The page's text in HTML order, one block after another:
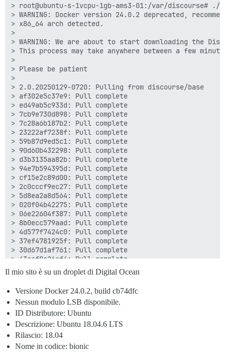
> root@ubuntu-s-1vcpu-1gb-ams3-01:/var/discourse#
> WARNING: Docker version 24.0.2 deprecated,
> x86_64 arch detected.
>
> WARNING: We are about to start downloading the
> This process may take anywhere between a few
>
> Please be patient
>
> 2.0.20250129-0720: Pulling from discourse/base
> af302e5c37e9: Pull complete
> ed49ab5c933d: Pull complete
> 7cb9e730d898: Pull complete
> 7c28a6b187b2: Pull complete
> 23222af7238f: Pull complete
> 59b87d9ed5c1: Pull complete
> 90d60b432298: Pull complete
> d3b3135aa82b: Pull complete
> 94e7b594395d: Pull complete
> cf15e2c89d00: Pull complete
> 2c0cccf9ec27: Pull complete
> 5d8ea2a8d564: Pull complete
> 020f04b42275: Pull complete
> 06e22604f387: Pull complete
> 8b0ecc579aad: Pull complete
> 4d577f7424c0: Pull complete
> 37ef4781925f: Pull complete
> 30d67d1af761: Pull complete
> 43eaf8c26af4: Pull complete
> 02f4cc50eabd: Pull complete
> 93896ee36e56: Pull complete
> fadd5d615e0e: Pull complete
> 85f9459cb30e: Pull complete
> eaddca2afacb: Pull complete
> f54443d29a2d: Pull complete
> ed6f0f133683: Pull complete
> 3d1894dc563f: Pull complete
> 51ca3f63c909: Pull complete
> b87374db2274: Pull complete
Il mio sito è su un droplet di Digital Ocean
Versione Docker 24.0.2, build cb74dfc
Nessun modulo LSB disponibile.
ID Distributore: Ubuntu
Descrizione: Ubuntu 18.04.6 LTS
Rilascio: 18.04
Nome in codice: bionic